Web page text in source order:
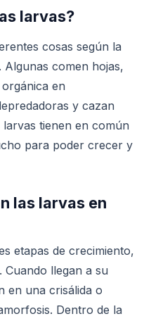
larvas?
cosas según la
Algunas comen hojas,
en
y cazan
tienen en común
para poder crecer y
las larvas en
etapas de crecimiento,
Cuando llegan a su
en una crisálida o
Dentro de la